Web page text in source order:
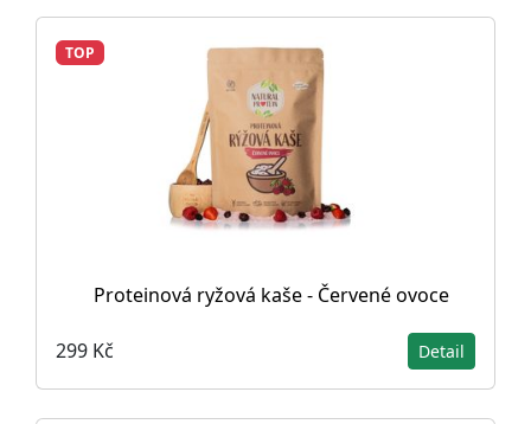
TOP
Proteinová ryžová kaše - Červené ovoce
299 Kč Detail